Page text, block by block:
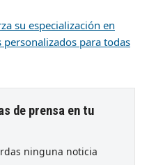
su especialización en
para todas
de prensa en tu
ninguna noticia